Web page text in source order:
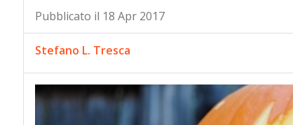
Pubblicato il 18 Apr 2017
Stefano L. Tresca